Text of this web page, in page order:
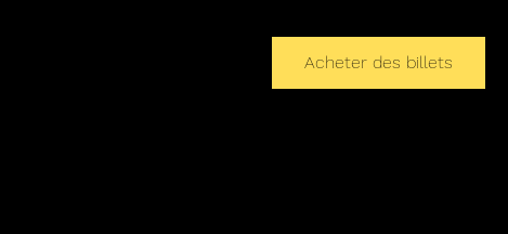
Acheter des billets